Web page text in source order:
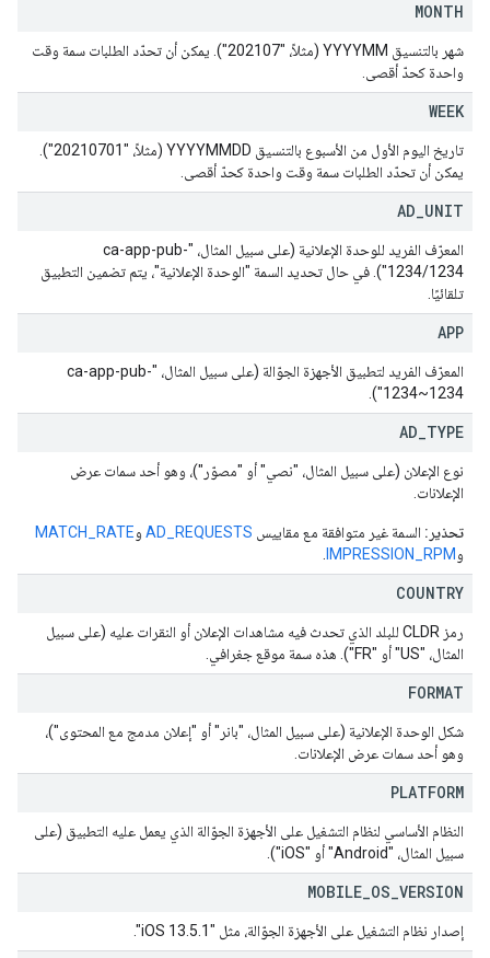
MONTH
شهر بالتنسيق YYYYMM (مثلاً، "202107"). يمكن أن تحدّد الطلبات سمة وقت
واحدة كحدّ أقصى.
WEEK
تاريخ اليوم الأول من الأسبوع بالتنسيق YYYYMMDD (مثلاً، "20210701").
يمكن أن تحدّد الطلبات سمة وقت واحدة كحدّ أقصى.
AD UNIT
المعرّف الفريد للوحدة الإعلانية (على سبيل المثال، "ca-app-pub-
1234/1234"). في حال تحديد السمة "الوحدة الإعلانية"، يتم تضمين التطبيق
تلقائيًا.
APP
المعرّف الفريد لتطبيق الأجهزة الجوّالة (على سبيل المثال، "ca-app-pub-
1234~1234").
AD TYPE
نوع الإعلان (على سبيل المثال، "نصي" أو "مصوّر")، وهو أحد سمات عرض
الإعلانات.
تحذير: السمة غير متوافقة مع مقاييس AD_REQUESTS وMATCH_RATE
و IMPRESSION_RPM
COUNTRY
رمز CLDR للبلد الذي تحدث فيه مشاهدات الإعلان أو النقرات عليه (على سبيل
المثال، "US" أو "FR"). هذه سمة موقع جغرافي.
FORMAT
شكل الوحدة الإعلانية (على سبيل المثال، "بانر" أو "إعلان مدمج مع المحتوى")،
وهو أحد سمات عرض الإعلانات.
PLATFORM
النظام الأساسي لنظام التشغيل على الأجهزة الجوّالة الذي يعمل عليه التطبيق (على
سبيل المثال، "Android" أو "iOS").
MOBILE OS VERSION
إصدار نظام التشغيل على الأجهزة الجوّالة، مثل "iOS 13.5.1".